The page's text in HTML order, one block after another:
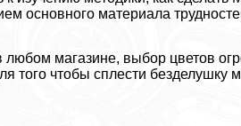
основного материала
любом магазине, выбор цветов
того чтобы сплести безделушку